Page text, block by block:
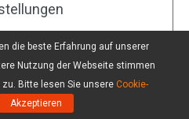
Computer mehrmals
die beste Erfahrung auf unserer
Nutzung der Webseite stimmen
Bitte lesen Sie unsere Cookie-
Akzeptieren